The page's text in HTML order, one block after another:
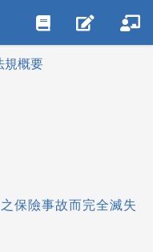
概要
保險事故而完全滅失